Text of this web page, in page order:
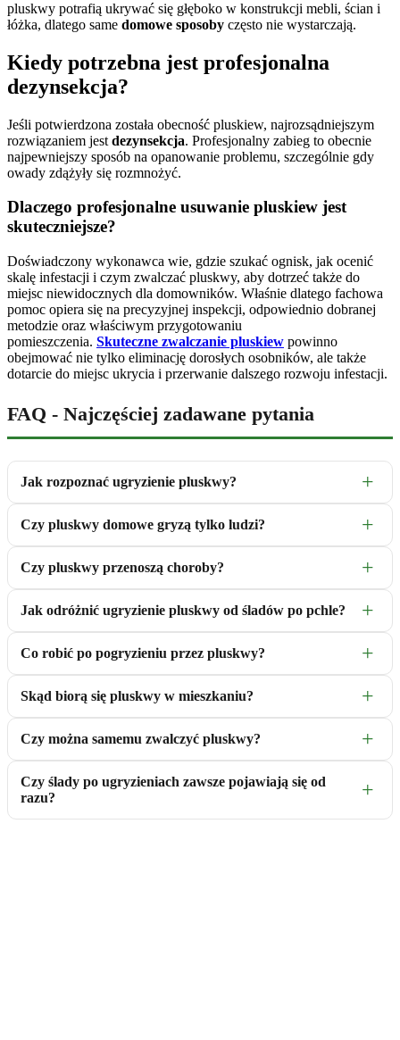
pluskwy potrafią ukrywać się głęboko w konstrukcji mebli, ścian i
łóżka, dlatego same domowe sposoby często nie wystarczają.
Kiedy potrzebna jest profesjonalna
dezynsekcja?
Jeśli potwierdzona została obecność pluskiew, najrozsądniejszym
rozwiązaniem jest dezynsekcja. Profesjonalny zabieg to obecnie
najpewniejszy sposób na opanowanie problemu, szczególnie gdy
owady zdążyły się rozmnożyć.
Dlaczego profesjonalne usuwanie pluskiew jest
skuteczniejsze?
Doświadczony wykonawca wie, gdzie szukać ognisk, jak ocenić
skalę infestacji i czym zwalczać pluskwy, aby dotrzeć także do
miejsc niewidocznych dla domowników. Właśnie dlatego fachowa
pomoc opiera się na precyzyjnej inspekcji, odpowiednio dobranej
metodzie oraz właściwym przygotowaniu
pomieszczenia. Skuteczne zwalczanie pluskiew powinno
obejmować nie tylko eliminację dorosłych osobników, ale także
dotarcie do miejsc ukrycia i przerwanie dalszego rozwoju infestacji.
FAQ - Najczęściej zadawane pytania
Jak rozpoznać ugryzienie pluskwy?
Czy pluskwy domowe gryzą tylko ludzi?
Czy pluskwy przenoszą choroby?
Jak odróżnić ugryzienie pluskwy od śladów po pchle?
Co robić po pogryzieniu przez pluskwy?
Skąd biorą się pluskwy w mieszkaniu?
Czy można samemu zwalczyć pluskwy?
Czy ślady po ugryzieniach zawsze pojawiają się od
razu?